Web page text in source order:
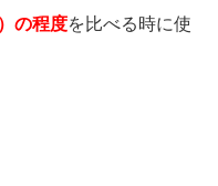
の程度を比べる時に使